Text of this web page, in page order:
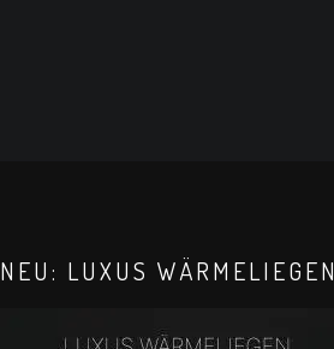
NEU: LUXUS WÄRMELIEGEN